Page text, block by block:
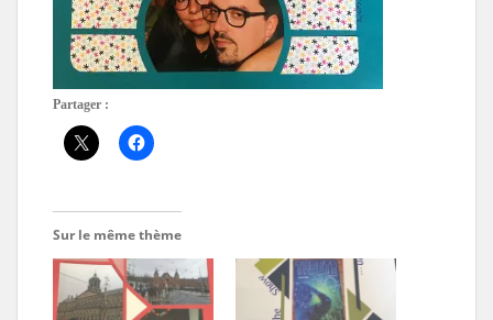
Partager :
Sur le même thème